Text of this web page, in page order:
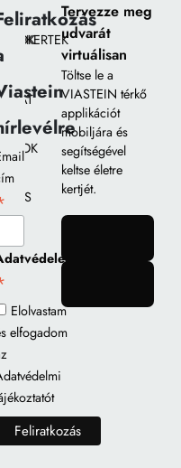
Elolvastam
elfogadom
Tervezze meg
udvarát
virtuálisan
Töltse le a
VIASTEIN térkő
applikációt
mobiljára és
segítségével
keltse életre
kertjét.